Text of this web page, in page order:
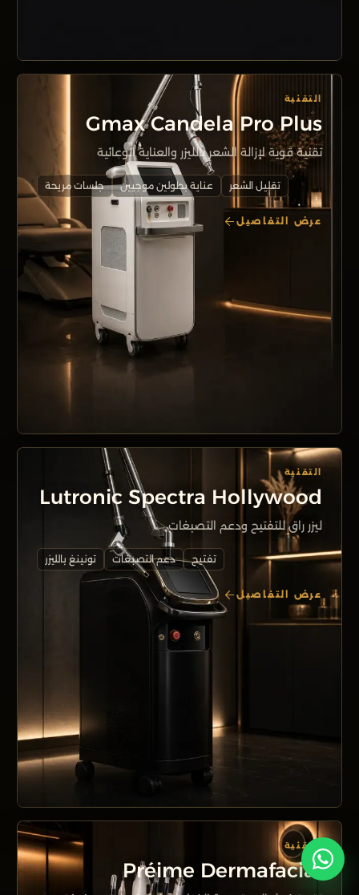
التقنية
Gmax Candela Pro Plus
تقنية قوية لإزالة الشعر بالليزر والعناية الوعائية
تقليل الشعر عناية بطولين موجيين جلسات مريحة
عرض التفاصيل
التقنية
Lutronic Spectra Hollywood
ليزر راق للتفتيح ودعم التصبغات
تفتيح دعم التصبغات تونينغ بالليزر
عرض التفاصيل
التقنية
Préime Dermafacial